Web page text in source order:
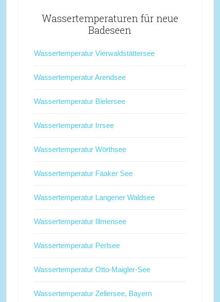
Wassertemperaturen für neue
Badeseen
Wassertemperatur Vierwaldstättersee
Wassertemperatur Arendsee
Wassertemperatur Bielersee
Wassertemperatur Irrsee
Wassertemperatur Wörthsee
Wassertemperatur Faaker See
Wassertemperatur Langener Waldsee
Wassertemperatur Illmensee
Wassertemperatur Perlsee
Wassertemperatur Otto-Maigler-See
Wassertemperatur Zellersee, Bayern